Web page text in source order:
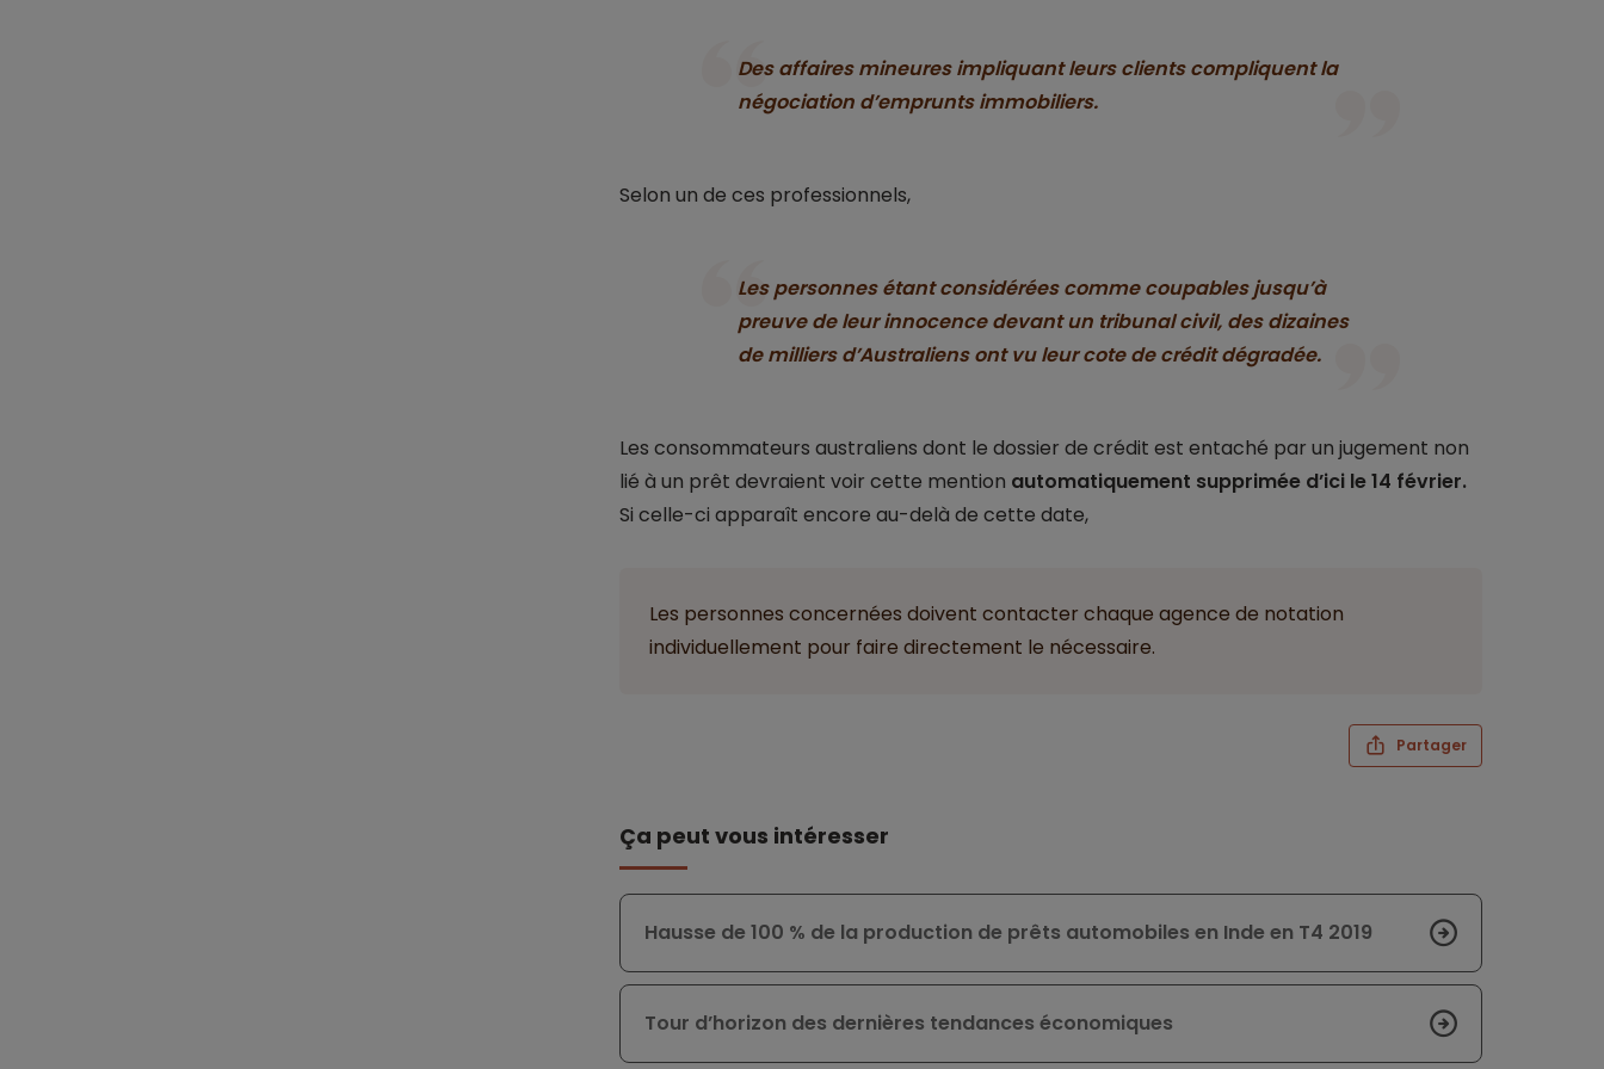
Des affaires mineures impliquant leurs clients compliquent la
négociation d’emprunts immobiliers.
Selon un de ces professionnels,
Les personnes étant considérées comme coupables jusqu’à
preuve de leur innocence devant un tribunal civil, des dizaines
de milliers d’Australiens ont vu leur cote de crédit dégradée.
Les consommateurs australiens dont le dossier de crédit est entaché par un jugement non
lié à un prêt devraient voir cette mention automatiquement supprimée d’ici le 14 février.
Si celle-ci apparaît encore au-delà de cette date,
Les personnes concernées doivent contacter chaque agence de notation
individuellement pour faire directement le nécessaire.
Partager
Ça peut vous intéresser
Hausse de 100 % de la production de prêts automobiles en Inde en T4 2019
Tour d’horizon des dernières tendances économiques